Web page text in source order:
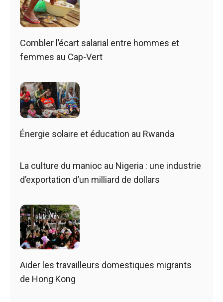
Combler l’écart salarial entre hommes et
femmes au Cap-Vert
Énergie solaire et éducation au Rwanda
La culture du manioc au Nigeria : une industrie
d’exportation d’un milliard de dollars
Aider les travailleurs domestiques migrants
de Hong Kong